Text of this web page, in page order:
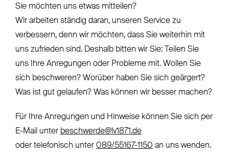
Sie möchten uns etwas mitteilen?
Wir arbeiten ständig daran, unseren Service zu
verbessern, denn wir möchten, dass Sie weiterhin mit
uns zufrieden sind. Deshalb bitten wir Sie: Teilen Sie
uns Ihre Anregungen oder Probleme mit. Wollen Sie
sich beschweren? Worüber haben Sie sich geärgert?
Was ist gut gelaufen? Was können wir besser machen?
Für Ihre Anregungen und Hinweise können Sie sich per
E-Mail unter beschwerde@lv1871.de
oder telefonisch unter 089/55167-1150 an uns wenden.